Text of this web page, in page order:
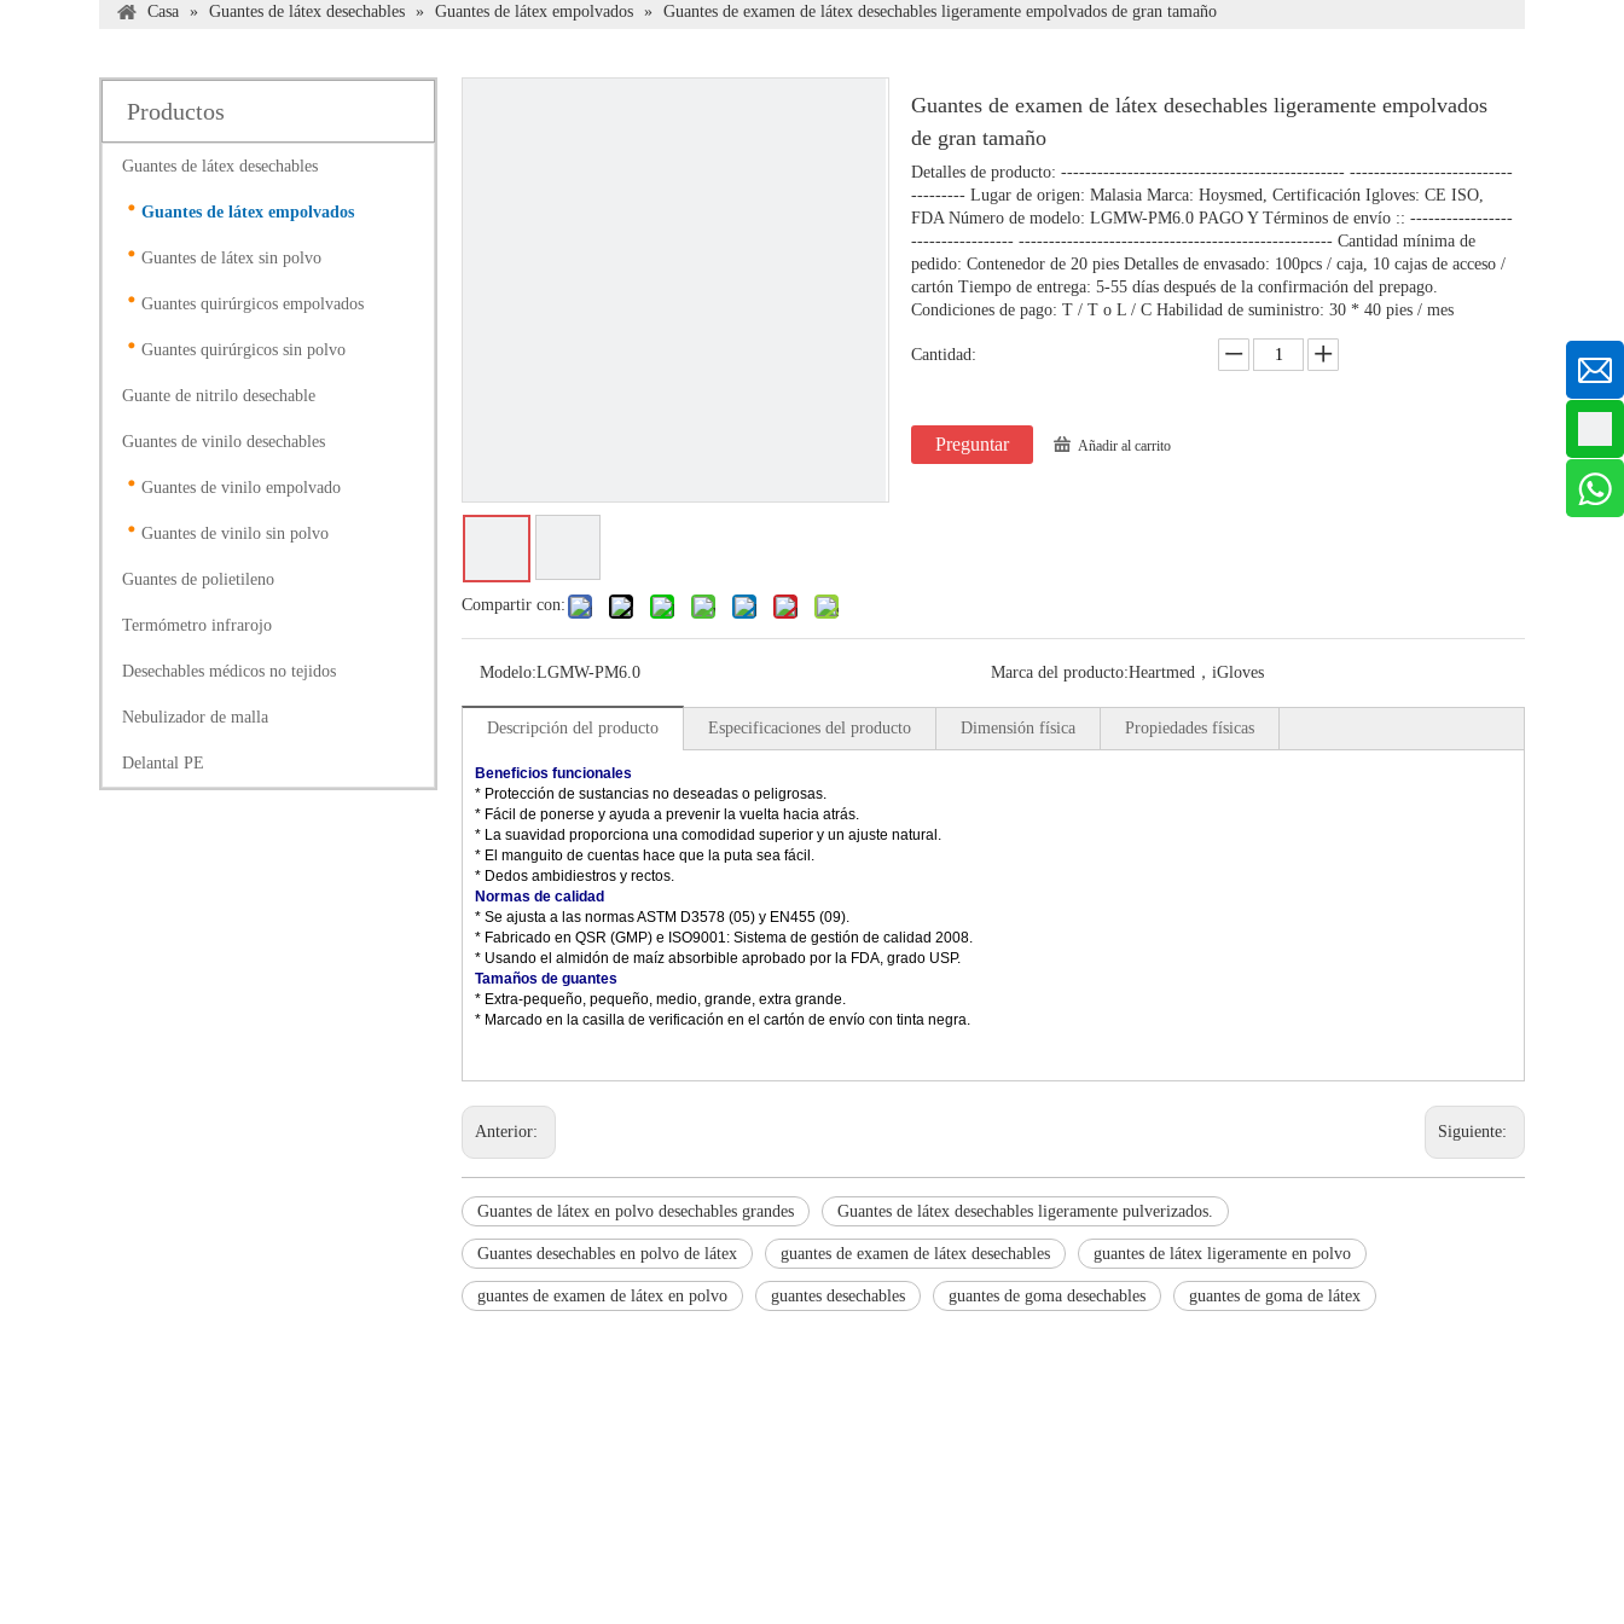
Casa » Guantes de látex desechables » Guantes de látex empolvados » Guantes de examen de látex desechables ligeramente empolvados de gran tamaño
Productos
Guantes de látex desechables
Guantes de látex empolvados
Guantes de látex sin polvo
Guantes quirúrgicos empolvados
Guantes quirúrgicos sin polvo
Guante de nitrilo desechable
Guantes de vinilo desechables
Guantes de vinilo empolvado
Guantes de vinilo sin polvo
Guantes de polietileno
Termómetro infrarojo
Desechables médicos no tejidos
Nebulizador de malla
Delantal PE
Compartir con:
Guantes de examen de látex desechables ligeramente empolvados
de gran tamaño
Detalles de producto: ----------------------------------------------- ---------------------------
--------- Lugar de origen: Malasia Marca: Hoysmed, Certificación Igloves: CE ISO,
FDA Número de modelo: LGMW-PM6.0 PAGO Y Términos de envío :: -----------------
----------------- ---------------------------------------------------- Cantidad mínima de
pedido: Contenedor de 20 pies Detalles de envasado: 100pcs / caja, 10 cajas de acceso /
cartón Tiempo de entrega: 5-55 días después de la confirmación del prepago.
Condiciones de pago: T / T o L / C Habilidad de suministro: 30 * 40 pies / mes
Cantidad:
Preguntar Añadir al carrito
Modelo:LGMW-PM6.0 Marca del producto:Heartmed，iGloves
Descripción del producto Especificaciones del producto Dimensión física Propiedades físicas
Beneficios funcionales
* Protección de sustancias no deseadas o peligrosas.
* Fácil de ponerse y ayuda a prevenir la vuelta hacia atrás.
* La suavidad proporciona una comodidad superior y un ajuste natural.
* El manguito de cuentas hace que la puta sea fácil.
* Dedos ambidiestros y rectos.
Normas de calidad
* Se ajusta a las normas ASTM D3578 (05) y EN455 (09).
* Fabricado en QSR (GMP) e ISO9001: Sistema de gestión de calidad 2008.
* Usando el almidón de maíz absorbible aprobado por la FDA, grado USP.
Tamaños de guantes
* Extra-pequeño, pequeño, medio, grande, extra grande.
* Marcado en la casilla de verificación en el cartón de envío con tinta negra.
Anterior: Siguiente:
Guantes de látex en polvo desechables grandes Guantes de látex desechables ligeramente pulverizados.
Guantes desechables en polvo de látex guantes de examen de látex desechables guantes de látex ligeramente en polvo
guantes de examen de látex en polvo guantes desechables guantes de goma desechables guantes de goma de látex